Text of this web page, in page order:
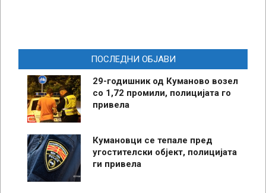
ПОСЛЕДНИ ОБЈАВИ
29-годишник од Куманово возел
со 1,72 промили, полицијата го
привела
Кумановци се тепале пред
угостителски објект, полицијата
ги привела